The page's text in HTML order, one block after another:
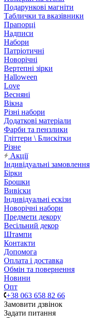
Подарункові магніти
Таблички та вказівники
Прапорці
Надписи
Набори
Патріотичні
Новорічні
Вертепні зірки
Halloween
Love
Весняні
Вікна
Різні набори
Додаткові матеріали
Фарби та пензлики
Гліттери \ Блискітки
Різне
Акції
Індивідуальні замовлення
Бірки
Брошки
Вивіски
Індивідуальні ескізи
Новорічні набори
Предмети декору
Весільний декор
Штампи
Контакти
Допомога
Оплата і доставка
Обмін та повернення
Новини
Опт
+38 063 658 82 66
Замовити дзвінок
Задати питання